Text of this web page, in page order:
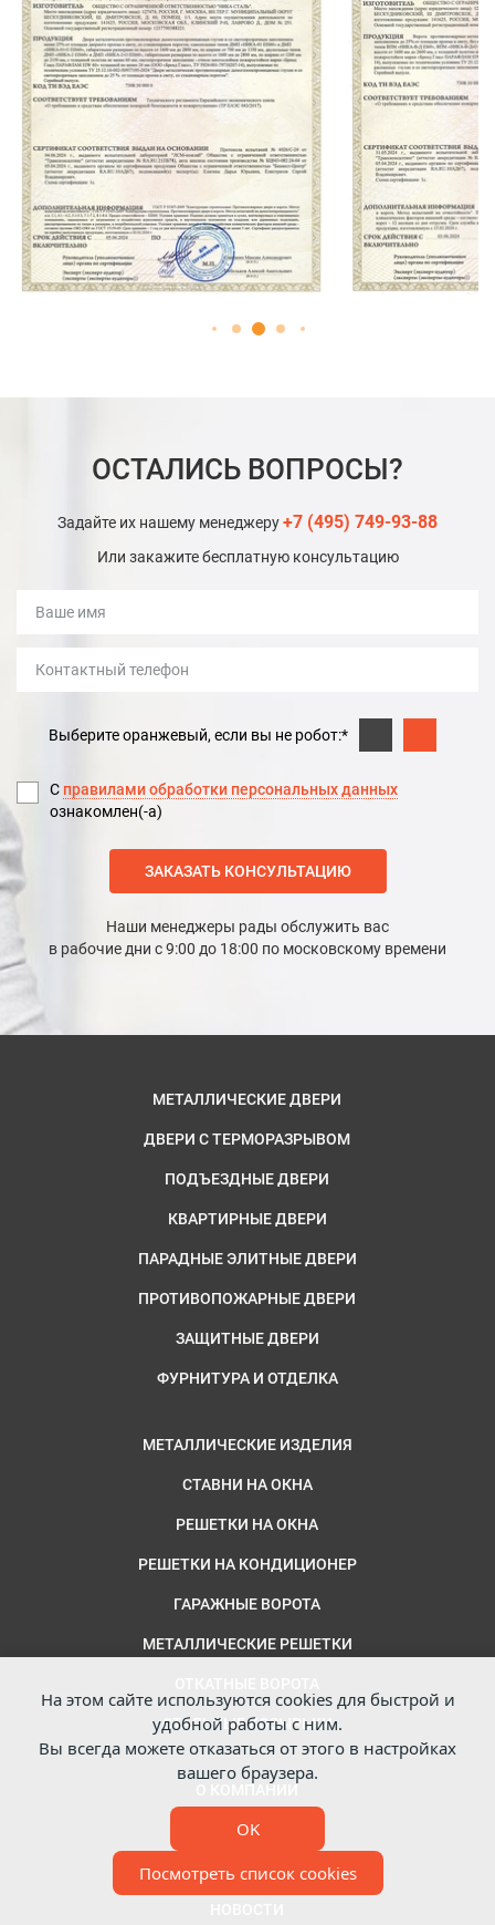
ОСТАЛИСЬ ВОПРОСЫ?
Задайте их нашему менеджеру+7 (495) 749-93-88
Или закажите бесплатную консультацию
Выберите оранжевый, если вы не робот:*
С правилами обработки персональных данных
ознакомлен(-а)
ЗАКАЗАТЬ КОНСУЛЬТАЦИЮ
Наши менеджеры рады обслужить вас
в рабочие дни с 9:00 до 18:00 по московскому времени
МЕТАЛЛИЧЕСКИЕ ДВЕРИ
ДВЕРИ С ТЕРМОРАЗРЫВОМ
ПОДЪЕЗДНЫЕ ДВЕРИ
КВАРТИРНЫЕ ДВЕРИ
ПАРАДНЫЕ ЭЛИТНЫЕ ДВЕРИ
ПРОТИВОПОЖАРНЫЕ ДВЕРИ
ЗАЩИТНЫЕ ДВЕРИ
ФУРНИТУРА И ОТДЕЛКА
МЕТАЛЛИЧЕСКИЕ ИЗДЕЛИЯ
СТАВНИ НА ОКНА
РЕШЕТКИ НА ОКНА
РЕШЕТКИ НА КОНДИЦИОНЕР
ГАРАЖНЫЕ ВОРОТА
МЕТАЛЛИЧЕСКИЕ РЕШЕТКИ
СТАЛЬНЫЕ КОЗЫРЬКИ
СЕРТИФИКАТЫ
ФОТОГАЛЕРЕЯ
На этом сайте используются cookies для быстрой и
удобной работы с ним.
Вы всегда можете отказаться от этого в настройках
вашего браузера.
OK
Посмотреть список cookies